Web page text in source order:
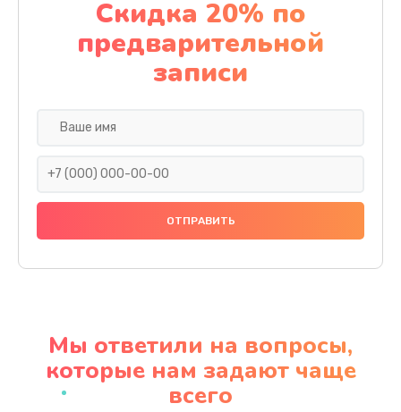
1130 руб.
Заказать
Замена тачскрина
740 руб.
Заказать
Замена мультиконтроллера
Скидка 20% по
предварительной
записи
Мы ответили на вопросы,
которые нам задают чаще
всего